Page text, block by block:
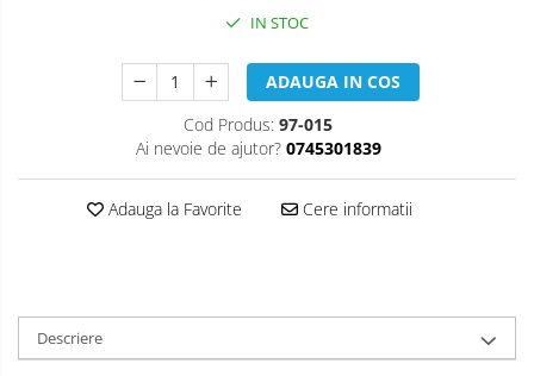
IN STOC
ADAUGA IN COS
Cod Produs: 97-015
Ai nevoie de ajutor? 0745301839
Adauga la Favorite Cere informatii
Descriere